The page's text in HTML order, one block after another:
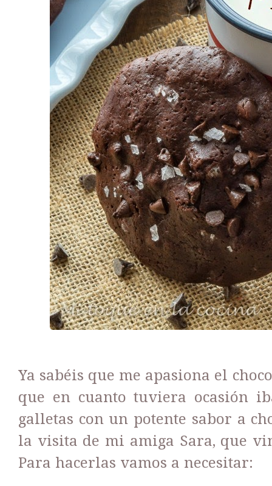
Ya sabéis que me apasiona el
que en cuanto tuviera ocasión
galletas con un potente sabor a
la visita de mi amiga Sara, que
Para hacerlas vamos a necesitar: